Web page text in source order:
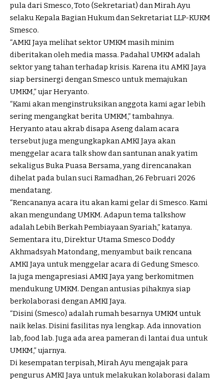
pula dari Smesco, Toto (Sekretariat) dan Mirah Ayu
selaku Kepala Bagian Hukum dan Sekretariat LLP-KUKM
Smesco.
“AMKI Jaya melihat sektor UMKM masih minim
diberitakan oleh media massa. Padahal UMKM adalah
sektor yang tahan terhadap krisis. Karena itu AMKI Jaya
siap bersinergi dengan Smesco untuk memajukan
UMKM,” ujar Heryanto.
“Kami akan menginstruksikan anggota kami agar lebih
sering mengangkat berita UMKM,” tambahnya.
Heryanto atau akrab disapa Aseng dalam acara
tersebut juga mengungkapkan AMKI Jaya akan
menggelar acara talk show dan santunan anak yatim
sekaligus Buka Puasa Bersama, yang direncanakan
dihelat pada bulan suci Ramadhan, 26 Februari 2026
mendatang.
“Rencananya acara itu akan kami gelar di Smesco. Kami
akan mengundang UMKM. Adapun tema talkshow
adalah Lebih Berkah Pembiayaan Syariah,” katanya.
Sementara itu, Direktur Utama Smesco Doddy
Akhmadsyah Matondang, menyambut baik rencana
AMKI Jaya untuk menggelar acara di Gedung Smesco.
Ia juga mengapresiasi AMKI Jaya yang berkomitmen
mendukung UMKM. Dengan antusias pihaknya siap
berkolaborasi dengan AMKI Jaya.
“Disini (Smesco) adalah rumah besarnya UMKM untuk
naik kelas. Disini fasilitas nya lengkap. Ada innovation
lab, food lab. Juga ada area pameran di lantai dua untuk
UMKM,” ujarnya.
Di kesempatan terpisah, Mirah Ayu mengajak para
pengurus AMKI Jaya untuk melakukan kolaborasi dalam